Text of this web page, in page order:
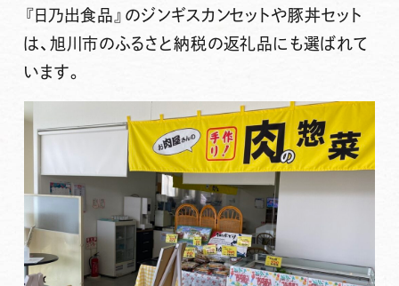
『日乃出食品』 のジンギスカンセットや豚丼セット
は、旭川市のふるさと納税の返礼品にも選ばれて
います。